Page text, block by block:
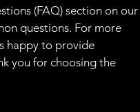
(FAQ) section on our
questions. For more
happy to provide
you for choosing the